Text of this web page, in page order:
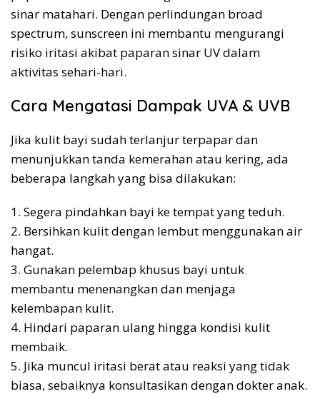
sinar matahari. Dengan perlindungan broad
spectrum, sunscreen ini membantu mengurangi
risiko iritasi akibat paparan sinar UV dalam
aktivitas sehari-hari.
Cara Mengatasi Dampak UVA & UVB
Jika kulit bayi sudah terlanjur terpapar dan
menunjukkan tanda kemerahan atau kering, ada
beberapa langkah yang bisa dilakukan:
1. Segera pindahkan bayi ke tempat yang teduh.
2. Bersihkan kulit dengan lembut menggunakan air
hangat.
3. Gunakan pelembap khusus bayi untuk
membantu menenangkan dan menjaga
kelembapan kulit.
4. Hindari paparan ulang hingga kondisi kulit
membaik.
5. Jika muncul iritasi berat atau reaksi yang tidak
biasa, sebaiknya konsultasikan dengan dokter anak.